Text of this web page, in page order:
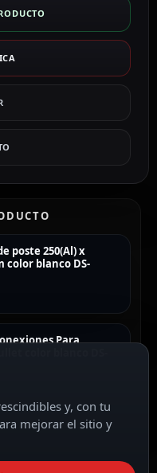
poste 250(Al) x
color blanco DS-
Para
y, con tu
mejorar el sitio y